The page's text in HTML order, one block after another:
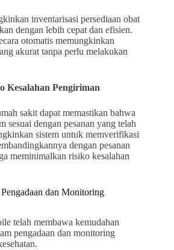
inventarisasi persediaan obat
dengan lebih cepat dan efisien.
otomatis memungkinkan
akurat tanpa perlu melakukan
Kesalahan Pengiriman
sakit dapat memastikan bahwa
sesuai dengan pesanan yang telah
sistem untuk memverifikasi
dengan pesanan
meminimalkan risiko kesalahan
dan Monitoring
telah membawa kemudahan
pengadaan dan monitoring